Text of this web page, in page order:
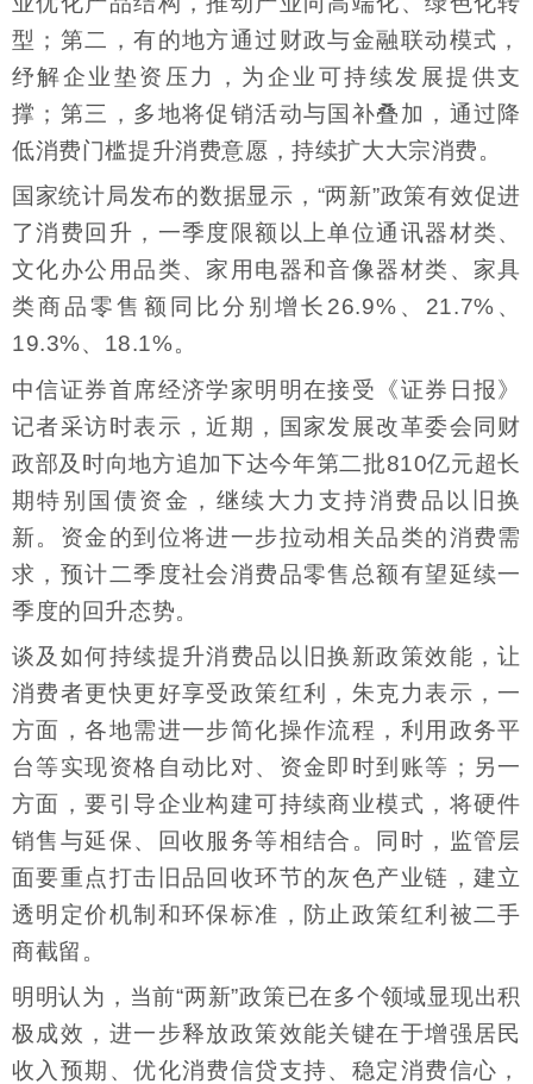
型；第二，有的地方通过财政与金融联动模式，
纾解企业垫资压力，为企业可持续发展提供支
撑；第三，多地将促销活动与国补叠加，通过降
低消费门槛提升消费意愿，持续扩大大宗消费。
国家统计局发布的数据显示，“两新”政策有效促进
了消费回升，一季度限额以上单位通讯器材类、
文化办公用品类、家用电器和音像器材类、家具
类商品零售额同比分别增长26.9%、21.7%、
19.3%、18.1%。
中信证券首席经济学家明明在接受《证券日报》
记者采访时表示，近期，国家发展改革委会同财
政部及时向地方追加下达今年第二批810亿元超长
期特别国债资金，继续大力支持消费品以旧换
新。资金的到位将进一步拉动相关品类的消费需
求，预计二季度社会消费品零售总额有望延续一
季度的回升态势。
谈及如何持续提升消费品以旧换新政策效能，让
消费者更快更好享受政策红利，朱克力表示，一
方面，各地需进一步简化操作流程，利用政务平
台等实现资格自动比对、资金即时到账等；另一
方面，要引导企业构建可持续商业模式，将硬件
销售与延保、回收服务等相结合。同时，监管层
面要重点打击旧品回收环节的灰色产业链，建立
透明定价机制和环保标准，防止政策红利被二手
商截留。
明明认为，当前“两新”政策已在多个领域显现出积
极成效，进一步释放政策效能关键在于增强居民
收入预期、优化消费信贷支持、稳定消费信心，